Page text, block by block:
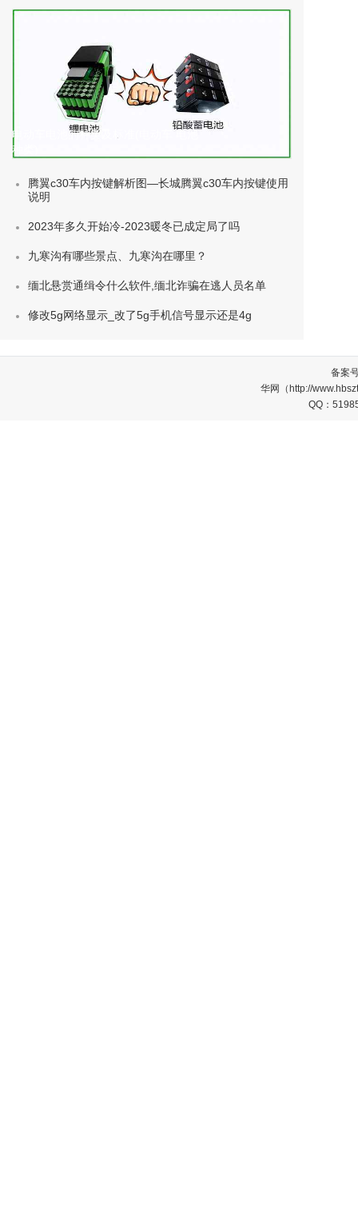
电动车电池的种类及标准(电动车 电池
种类)
腾翼c30车内按键解析图—长城腾翼c30车内按键使用
说明
2023年多久开始冷-2023暖冬已成定局了吗
九寒沟有哪些景点、九寒沟在哪里？
缅北悬赏通缉令什么软件,缅北诈骗在逃人员名单
修改5g网络显示_改了5g手机信号显示还是4g
备案
华网（http://
QQ：